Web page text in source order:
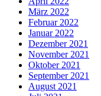
März 2022
Februar 2022
Januar 2022
Dezember 2021
November 2021
Oktober 2021
September 2021
August 2021